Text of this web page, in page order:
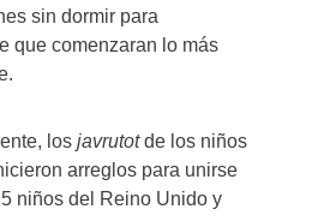
sin dormir para
que comenzaran lo más
los javrutotde los niños
arreglos para unirse
niños del Reino Unido y